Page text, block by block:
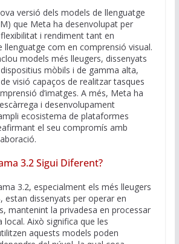
versió dels models de llenguatge
que Meta ha desenvolupat per
i rendiment tant en
llenguatge com en comprensió visual.
models més lleugers, dissenyats
mòbils i de gamma alta,
visió capaços de realitzar tasques
d’imatges. A més, Meta ha
i desenvolupament
ecosistema de plataformes
el seu compromís amb
3.2 Sigui Diferent?
3.2, especialment els més lleugers
estan dissenyats per operar en
mantenint la privadesa en processar
local. Això significa que les
aquests models poden